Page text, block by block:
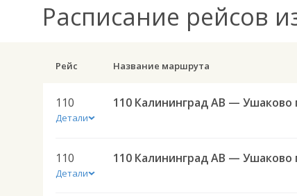
Расписание рейсов
Рейс Название маршрута
110
Детали
110 Калининград АВ — Ушаково
110
Детали
110 Калининград АВ — Ушаково